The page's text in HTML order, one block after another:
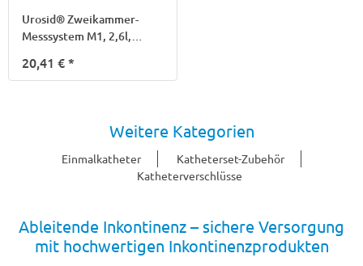
Urosid® Zweikammer-
Messsystem M1, 2,6l,
20,41 €*
Weitere Kategorien
Einmalkatheter
Katheterset-Zubehör
Katheterverschlüsse
Ableitende Inkontinenz – sichere Versorgung
mit hochwertigen Inkontinenzprodukten